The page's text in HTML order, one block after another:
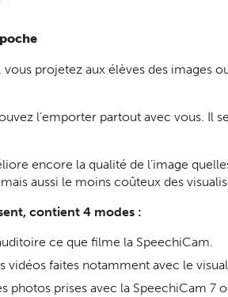
projetez aux élèves des images
l’emporter partout avec vous. Il
encore la qualité de l’image
aussi le moins coûteux des
contient 4 modes :
ce que filme la SpeechiCam.
faites notamment avec le
prises avec la SpeechiCam 7